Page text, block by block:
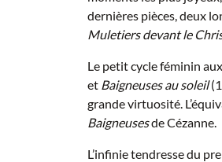
dernières pièces, deux
Muletiers devant le
Le petit cycle féminin
et Baigneuses au soleil
grande virtuosité.
Baigneusesde Cézanne.
L’infinie tendresse du